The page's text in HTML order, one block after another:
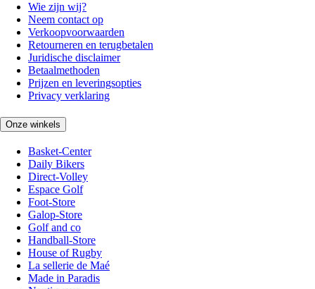
Wie zijn wij?
Neem contact op
Verkoopvoorwaarden
Retourneren en terugbetalen
Juridische disclaimer
Betaalmethoden
Prijzen en leveringsopties
Privacy verklaring
Onze winkels
Basket-Center
Daily Bikers
Direct-Volley
Espace Golf
Foot-Store
Galop-Store
Golf and co
Handball-Store
House of Rugby
La sellerie de Maé
Made in Paradis